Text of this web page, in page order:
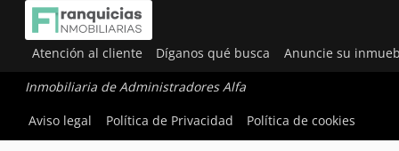
Atención al cliente Díganos qué busca Anuncie su
Inmobiliaria de Administradores Alfa
Aviso legal
Política de Privacidad Política de cookies